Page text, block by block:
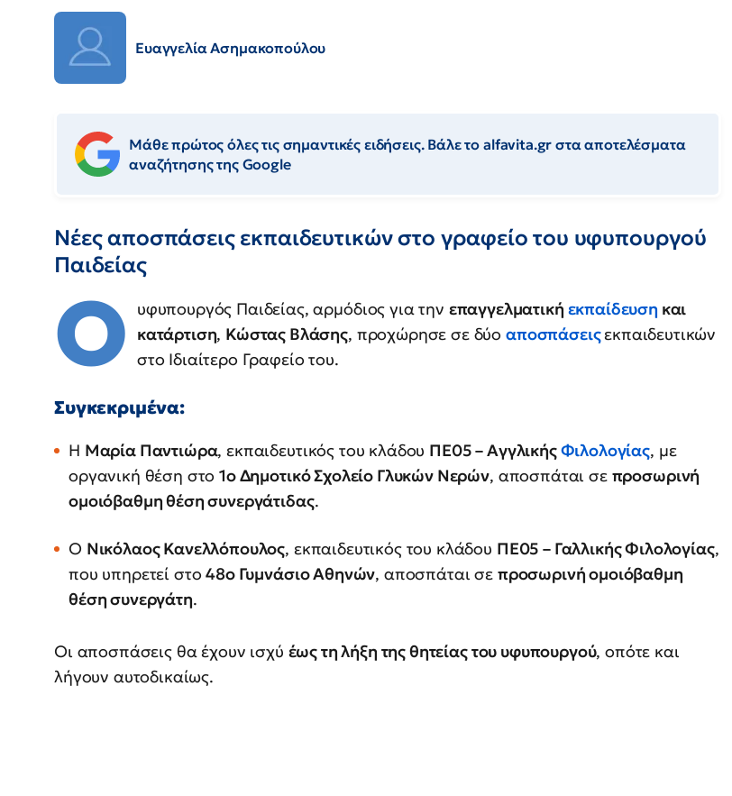
Ευαγγελία Ασημακοπούλου
Μάθε πρώτος όλες τις σημαντικές ειδήσεις. Βάλε το alfavita.gr στα αποτελέσματα
αναζήτησης της Google
Νέες αποσπάσεις εκπαιδευτικών στο γραφείο του υφυπουργού
Παιδείας
Ο υφυπουργός Παιδείας, αρμόδιος για την επαγγελματική εκπαίδευση και
κατάρτιση, Κώστας Βλάσης, προχώρησε σε δύο αποσπάσειςεκπαιδευτικών
στο Ιδιαίτερο Γραφείο του.
Συγκεκριμένα:
Η Μαρία Παντιώρα, εκπαιδευτικός του κλάδου ΠΕ05 – ΑγγλικήςΦιλολογίας, με
οργανική θέση στο1ο Δημοτικό Σχολείο Γλυκών Νερών, αποσπάται σε προσωρινή
ομοιόβαθμη θέση συνεργάτιδας.
Ο Νικόλαος Κανελλόπουλος, εκπαιδευτικός του κλάδου ΠΕ05 – Γαλλικής Φιλολογίας,
που υπηρετεί στο48ο Γυμνάσιο Αθηνών, αποσπάται σε προσωρινή ομοιόβαθμη
θέση συνεργάτη.
Οι αποσπάσεις θα έχουν ισχύ έως τη λήξη της θητείας του υφυπουργού, οπότε και
λήγουν αυτοδικαίως.